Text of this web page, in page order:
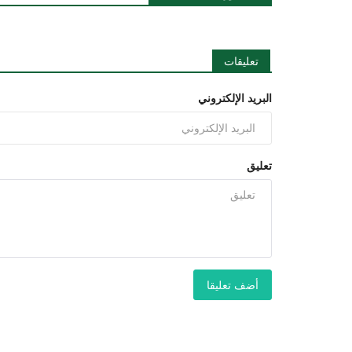
تعليقات
البريد الإلكتروني
تعليق
أضف تعليقا